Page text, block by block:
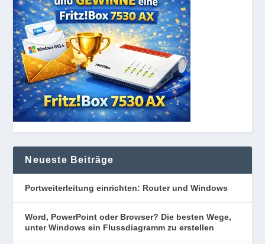
Neueste Beiträge
Portweiterleitung einrichten: Router und Windows
Word, PowerPoint oder Browser? Die besten Wege,
unter Windows ein Flussdiagramm zu erstellen